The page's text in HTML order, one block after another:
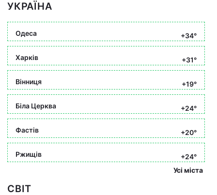
УКРАЇНА
Одеса +34°
Харків +31°
Вінниця +19°
Біла Церква +24°
Фастів +20°
Ржищів
+24°
Усі міста
СВІТ